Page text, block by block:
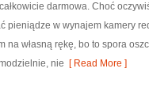
darmowa. Choć
pieniądze w wynajem kamery
na własną rękę, bo to spora
nie [ Read More ]